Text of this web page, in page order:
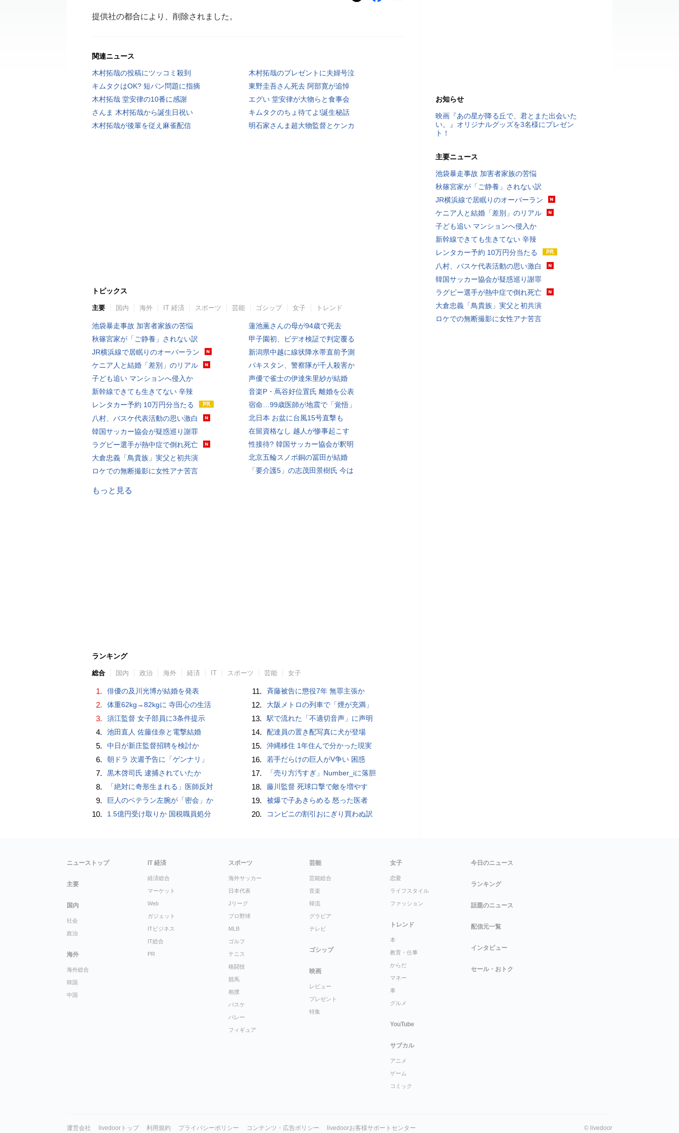
提供社の都合により、削除されました。
関連ニュース
木村拓哉の投稿にツッコミ殺到
木村拓哉のプレゼントに夫婦号泣
キムタクはOK? 短パン問題に指摘
東野圭吾さん死去 阿部寛が追悼
木村拓哉 堂安律の10番に感謝
エグい 堂安律が大物らと食事会
さんま 木村拓哉から誕生日祝い
キムタクのちょ待てよ!誕生秘話
木村拓哉が後輩を従え麻雀配信
明石家さんま超大物監督とケンカ
トピックス
主要 国内 海外 IT 経済 スポーツ 芸能 ゴシップ 女子 トレンド
池袋暴走事故 加害者家族の苦悩
秋篠宮家が「ご静養」されない訳
JR横浜線で居眠りのオーバーラン
ケニア人と結婚「差別」のリアル
子ども追い マンションへ侵入か
新幹線できても生きてない 辛辣
レンタカー予約 10万円分当たる
八村、バスケ代表活動の思い激白
韓国サッカー協会が疑惑巡り謝罪
ラグビー選手が熱中症で倒れ死亡
大倉忠義「鳥貴族」実父と初共演
ロケでの無断撮影に女性アナ苦言
蓮池薫さんの母が94歳で死去
甲子園初、ビデオ検証で判定覆る
新潟県中越に線状降水帯直前予測
パキスタン、警察隊が千人殺害か
声優で雀士の伊達朱里紗が結婚
音楽P・蔦谷好位置氏 離婚を公表
宿命…99歳医師が地震で「覚悟」
北日本 お盆に台風15号直撃も
在留資格なし 越人が惨事起こす
性接待? 韓国サッカー協会が釈明
北京五輪スノボ銅の冨田が結婚
「要介護5」の志茂田景樹氏 今は
もっと見る
ランキング
総合 国内 政治 海外 経済 IT スポーツ 芸能 女子
1. 俳優の及川光博が結婚を発表
2. 体重62kg→82kgに 寺田心の生活
3. 須江監督 女子部員に3条件提示
4. 池田直人 佐藤佳奈と電撃結婚
5. 中日が新庄監督招聘を検討か
6. 朝ドラ 次週予告に「ゲンナリ」
7. 黒木啓司氏 逮捕されていたか
8. 「絶対に奇形生まれる」医師反対
9. 巨人のベテラン左腕が「密会」か
10. 1.5億円受け取りか 国税職員処分
11. 斉藤被告に懲役7年 無罪主張か
12. 大阪メトロの列車で「煙が充満」
13. 駅で流れた「不適切音声」に声明
14. 配達員の置き配写真に犬が登場
15. 沖縄移住 1年住んで分かった現実
16. 若手だらけの巨人がV争い 困惑
17. 「売り方汚すぎ」Number_iに落胆
18. 藤川監督 死球口撃で敵を増やす
19. 被爆で子あきらめる 怒った医者
20. コンビニの割引おにぎり買わぬ訳
お知らせ
映画『あの星が降る丘で、君とまた出会いた
い。』オリジナルグッズを3名様にプレゼン
ト！
主要ニュース
池袋暴走事故 加害者家族の苦悩
秋篠宮家が「ご静養」されない訳
JR横浜線で居眠りのオーバーラン
ケニア人と結婚「差別」のリアル
子ども追い マンションへ侵入か
新幹線できても生きてない 辛辣
レンタカー予約 10万円分当たる
八村、バスケ代表活動の思い激白
韓国サッカー協会が疑惑巡り謝罪
ラグビー選手が熱中症で倒れ死亡
大倉忠義「鳥貴族」実父と初共演
ロケでの無断撮影に女性アナ苦言
ニューストップ
主要
国内
社会
政治
海外
海外総合
韓国
中国
IT 経済
経済総合
マーケット
Web
ガジェット
ITビジネス
IT総合
PR
スポーツ
海外サッカー
日本代表
Jリーグ
プロ野球
MLB
ゴルフ
テニス
格闘技
競馬
相撲
バスケ
バレー
フィギュア
芸能
芸能総合
音楽
韓流
グラビア
テレビ
ゴシップ
映画
レビュー
プレゼント
特集
女子
恋愛
ライフスタイル
ファッション
トレンド
本
教育・仕事
からだ
マネー
車
グルメ
YouTube
サブカル
アニメ
ゲーム
コミック
今日のニュース
ランキング
話題のニュース
配信元一覧
インタビュー
セール・おトク
運営会社 livedoorトップ 利用規約 プライバシーポリシー コンテンツ・広告ポリシー livedoorお客様サポートセンター © livedoor